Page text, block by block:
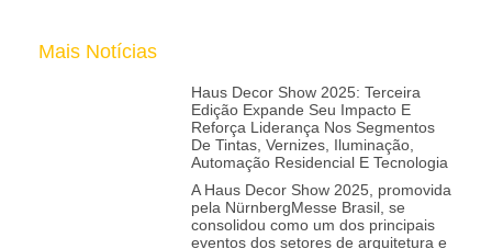
Mais Notícias
Haus Decor Show 2025: Terceira
Edição Expande Seu Impacto E
Reforça Liderança Nos Segmentos
De Tintas, Vernizes, Iluminação,
Automação Residencial E Tecnologia
A Haus Decor Show 2025, promovida
pela NürnbergMesse Brasil, se
consolidou como um dos principais
eventos dos setores de arquitetura e